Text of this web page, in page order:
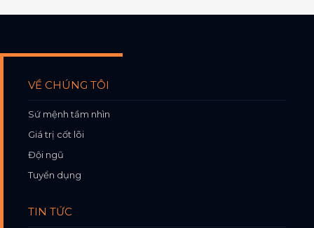
VỀ CHÚNG TÔI
Sứ mệnh tầm nhìn
Giá trị cốt lõi
Đội ngũ
Tuyển dụng
TIN TỨC